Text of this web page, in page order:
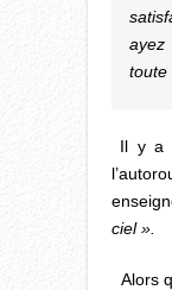
toute
Il y a
ciel ».
Alors